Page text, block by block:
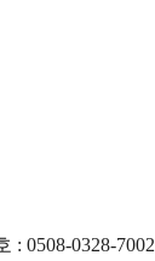
: 0508-0328-7002